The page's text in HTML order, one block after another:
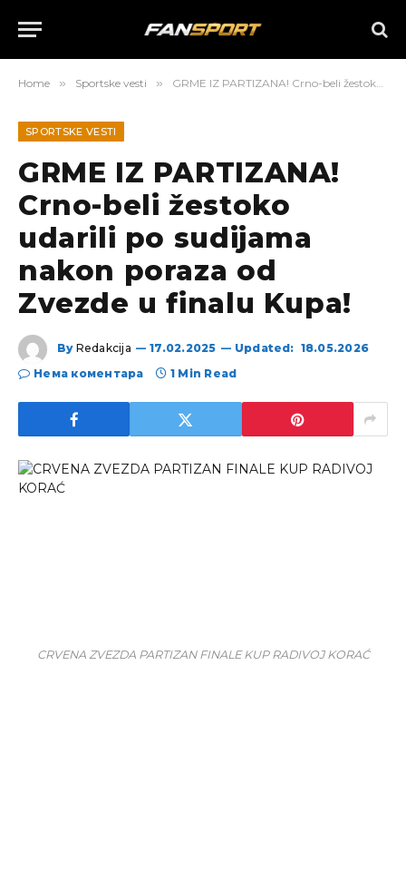
Home » Sportske vesti » GRME IZ PARTIZANA! Crno-beli žestoko udarili po sudijama nakon poraza od Zvezde u finalu Kupa!
SPORTSKE VESTI
GRME IZ PARTIZANA!
Crno-beli žestoko
udarili po sudijama
nakon poraza od
Zvezde u finalu Kupa!
By Redakcija 17.02.2025 Updated: 18.05.2026
Нема коментара
1 Min Read
CRVENA ZVEZDA PARTIZAN FINALE KUP RADIVOJ KORAĆ